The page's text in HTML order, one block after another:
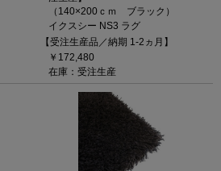
（140×200ｃｍ ブラック）
イクスシー NS3 ラグ
【受注生産品／納期 1-2ヵ月】
￥172,480
在庫：受注生産